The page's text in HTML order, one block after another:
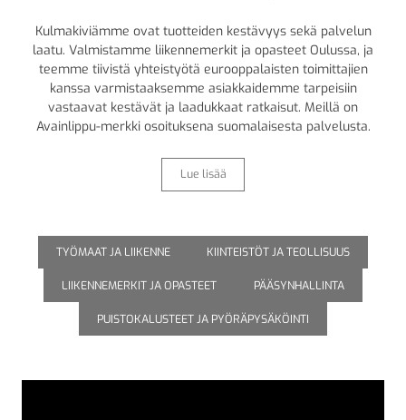
Kulmakiviämme ovat tuotteiden kestävyys sekä palvelun
laatu. Valmistamme liikennemerkit ja opasteet Oulussa, ja
teemme tiivistä yhteistyötä eurooppalaisten toimittajien
kanssa varmistaaksemme asiakkaidemme tarpeisiin
vastaavat kestävät ja laadukkaat ratkaisut. Meillä on
Avainlippu-merkki osoituksena suomalaisesta palvelusta.
Lue lisää
TYÖMAAT JA LIIKENNE KIINTEISTÖT JA TEOLLISUUS
LIIKENNEMERKIT JA OPASTEET PÄÄSYNHALLINTA
PUISTOKALUSTEET JA PYÖRÄPYSÄKÖINTI